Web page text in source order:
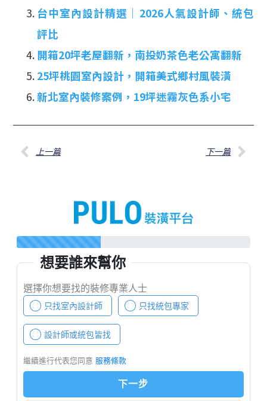
台中室內設計精選｜2026人氣設計師、統包
評比
開箱20坪老屋翻新，南投奶茶色老公寓翻新
25坪桃園室內設計，開箱美式鄉村風裝潢
新北室內裝修案例，19坪迷霧灰色系小宅
上一篇 下一篇